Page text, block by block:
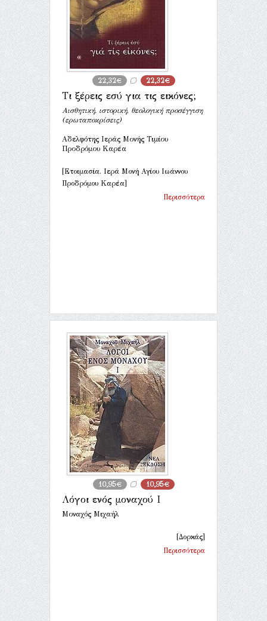
22,32€ 22,32€
Τι ξέρεις εσύ για τις εικόνες;
Αισθητική, ιστορική, θεολογική προσέγγιση
(ερωταποκρίσεις)
Αδελφότης Ιεράς Μονής Τιμίου
Προδρόμου Καρέα
[Ετοιμασία. Ιερά Μονή Αγίου Ιωάννου
Προδρόμου Καρέα]
Περισσότερα
10,95€ 10,95€
Λόγοι ενός μοναχού Ι
Μοναχός Μιχαήλ
[Δορκάς]
Περισσότερα